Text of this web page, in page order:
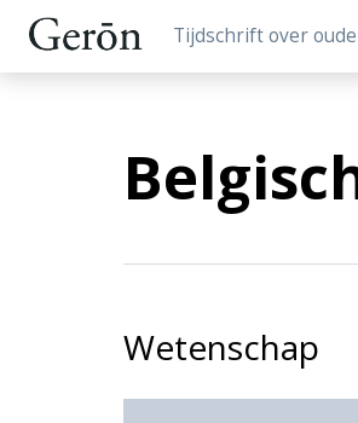
Tijdschrift over
Wetenschap